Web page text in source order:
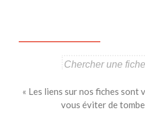
« Les liens sur nos fiches
vous éviter de